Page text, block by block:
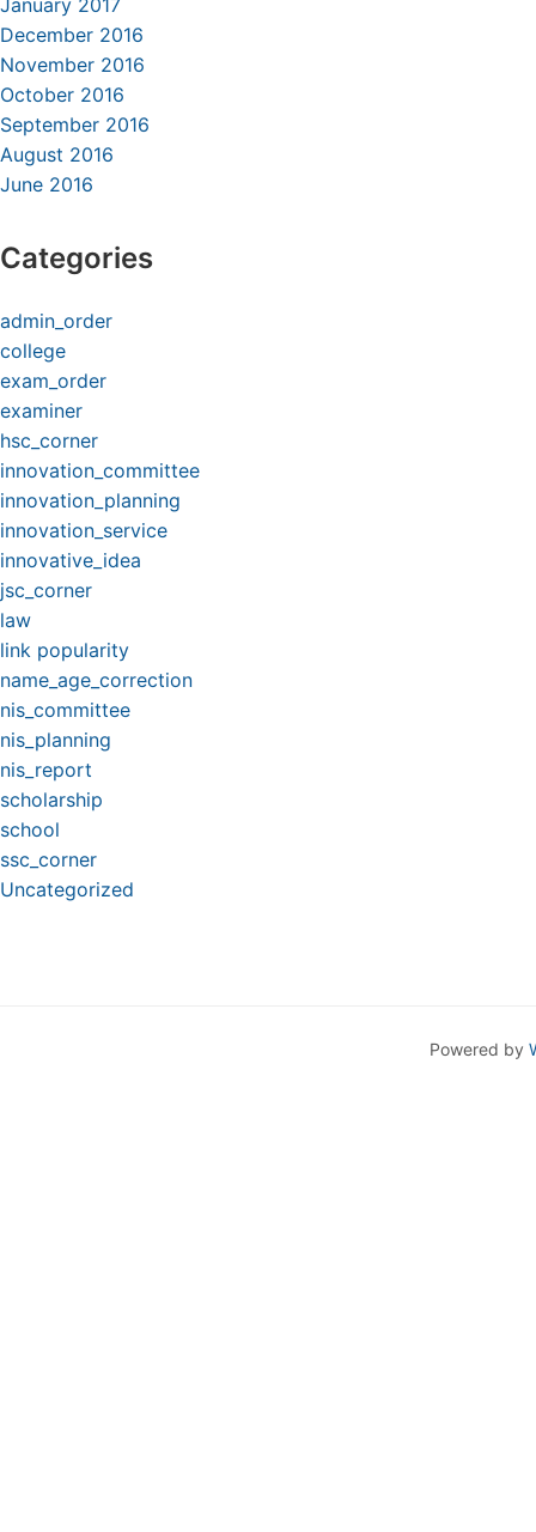
January 2017
December 2016
November 2016
October 2016
September 2016
August 2016
June 2016
Categories
admin_order
college
exam_order
examiner
hsc_corner
innovation_committee
innovation_planning
innovation_service
innovative_idea
jsc_corner
law
link popularity
name_age_correction
nis_committee
nis_planning
nis_report
scholarship
school
ssc_corner
Uncategorized
Powered by